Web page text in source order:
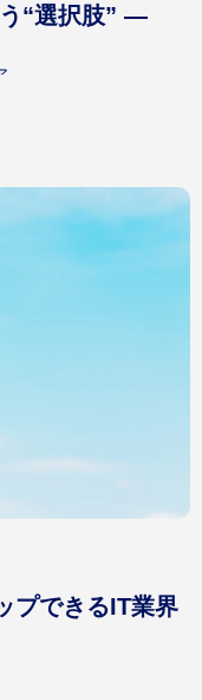
“選択肢” ―
プできるIT業界